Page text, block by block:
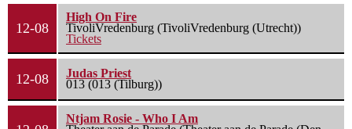
12-08
High On Fire
TivoliVredenburg (TivoliVredenburg (Utrecht))
Tickets
12-08
Judas Priest
013 (013 (Tilburg))
Ntjam Rosie - Who I Am